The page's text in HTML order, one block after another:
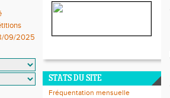
09/2025
STATS DU SITE
Fréquentation mensuelle